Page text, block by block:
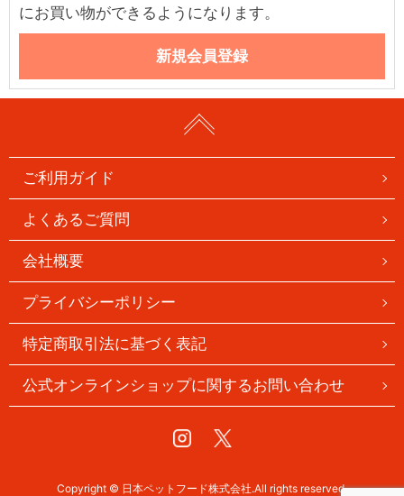
にお買い物ができるようになります。
ご利用ガイド
よくあるご質問
会社概要
プライバシーポリシー
特定商取引法に基づく表記
公式オンラインショップに関するお問い合わせ
Instagram
Copyright © 日本ペットフード株式会社.All rights reserved.